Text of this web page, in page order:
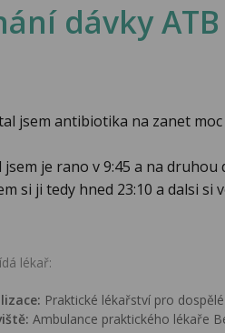
dávky ATB
jsem antibiotika na zanet
jsem je rano v 9:45 a na
si ji tedy hned 23:10 a dalsi si
lékař:
Praktické lékařství pro dospělé
Ambulance praktického lékaře